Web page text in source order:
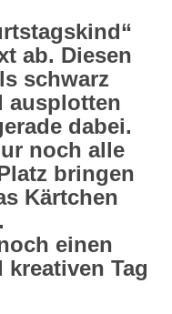
ab. Diesen
schwarz
ausplotten
dabei.
noch alle
bringen
Kärtchen
einen
Tag